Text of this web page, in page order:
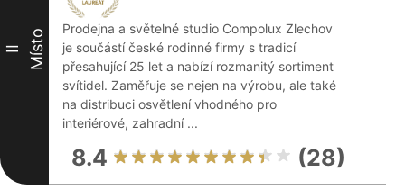
II Místo
Prodejna a světelné studio Compolux Zlechov
je součástí české rodinné firmy s tradicí
přesahující 25 let a nabízí rozmanitý sortiment
svítidel. Zaměřuje se nejen na výrobu, ale také
na distribuci osvětlení vhodného pro
interiérové, zahradní ...
8.4 (28)